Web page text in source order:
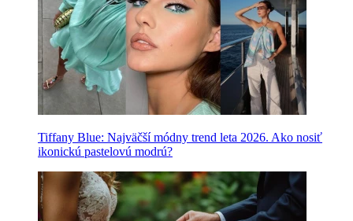
Tiffany Blue: Najväčší módny trend leta 2026. Ako nosiť
ikonickú pastelovú modrú?